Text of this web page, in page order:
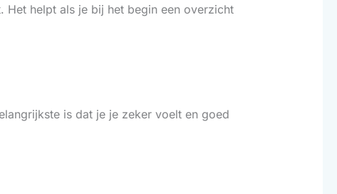
helpt als je bij het begin een overzicht
is dat je je zeker voelt en goed